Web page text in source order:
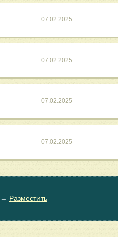
07.02.2025
07.02.2025
07.02.2025
07.02.2025
→ Разместить